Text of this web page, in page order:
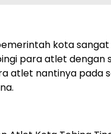
kota
para atlet dengan
atlet nantinya pada